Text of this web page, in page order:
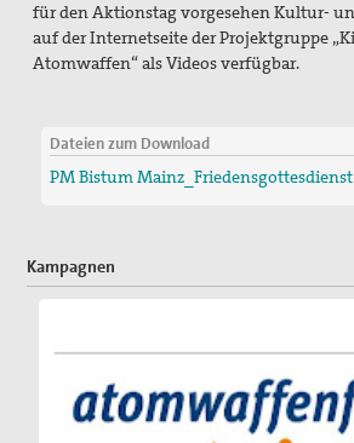
für den Aktionstag vorgesehen Kultur-
auf der Internetseite der Projektgruppe
Atomwaffen“ als Videos verfügbar.
Dateien zum Download
PM Bistum
Kampagnen